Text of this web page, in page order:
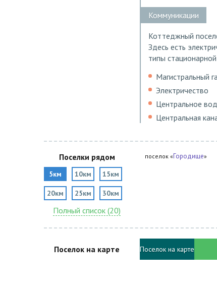
Коммуникации
Коттеджный
Здесь есть
типы
Магистральный
Электричество
Центральное
Центральная
Поселки рядом
5км 10км 15км
20км 25км 30км
Полный список (20)
поселок «Городище»
Поселок на карте Поселок на карте